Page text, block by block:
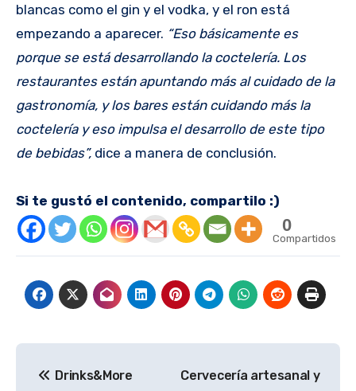
blancas como el gin y el vodka, y el ron está
empezando a aparecer. “Eso básicamente es
porque se está desarrollando la coctelería. Los
restaurantes están apuntando más al cuidado de la
gastronomía, y los bares están cuidando más la
coctelería y eso impulsa el desarrollo de este tipo
de bebidas”, dice a manera de conclusión.
Si te gustó el contenido, compartilo :)
0
Compartidos
Drinks&More Cervecería artesanal y